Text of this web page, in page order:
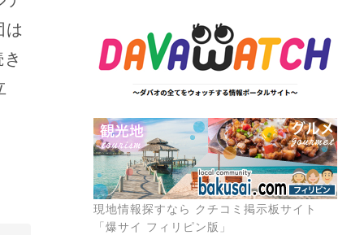
現地情報探すなら クチコミ掲示板サイト
「爆サイ フィリピン版」